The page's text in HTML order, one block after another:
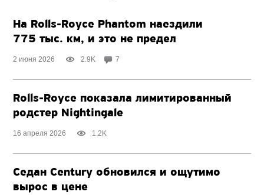
На Rolls-Royce Phantom наездили
775 тыс. км, и это не предел
2 июня 2026 2.9K 7
Rolls-Royce показала лимитированный
родстер Nightingale
16 апреля 2026 1.2K
Седан Century обновился и ощутимо
вырос в цене